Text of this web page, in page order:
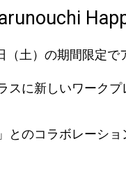
土）の期間限定
に新しいワーク
とのコラボレー